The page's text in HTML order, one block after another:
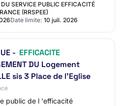
DU SERVICE PUBLIC EFFICACITÉ
(RRSPEE)
Date limite: 10 juil. 2026
- EFFICACITE
DU Logement
sis 3 Place de l'Eglise
public de l 'efficacité